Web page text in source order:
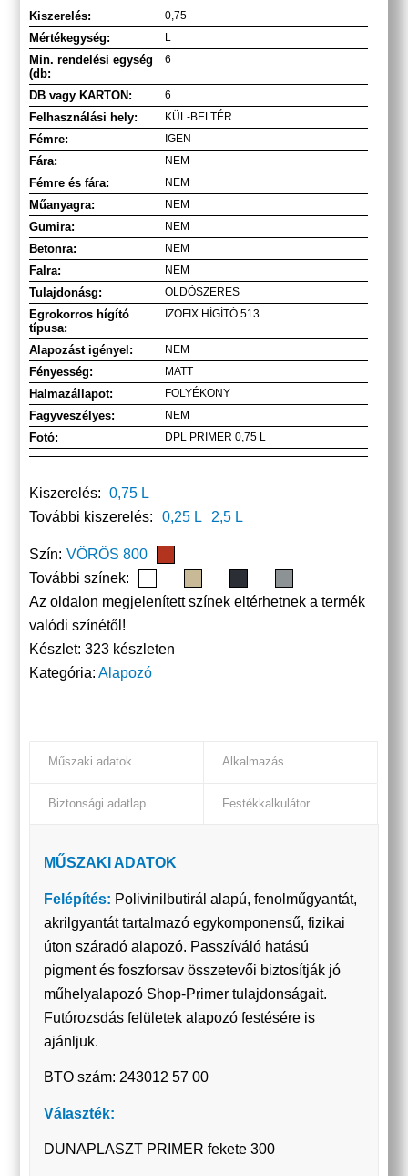
Kiszerelés: 0,75
Mértékegység: L
Min. rendelési egység
(db:
6
DB vagy KARTON: 6
Felhasználási hely: KÜL-BELTÉR
Fémre: IGEN
Fára: NEM
Fémre és fára: NEM
Műanyagra: NEM
Gumira: NEM
Betonra: NEM
Falra: NEM
Tulajdonásg: OLDÓSZERES
Egrokorros hígító
típusa:
IZOFIX HÍGÍTÓ 513
Alapozást igényel: NEM
Fényesség: MATT
Halmazállapot: FOLYÉKONY
Fagyveszélyes: NEM
Fotó: DPL PRIMER 0,75 L
Kiszerelés:
0,75 L
További kiszerelés:
0,25 L 2,5 L
Szín: VÖRÖS 800
További színek:
Az oldalon megjelenített színek eltérhetnek a termék
valódi színétől!
Készlet:323 készleten
Kategória:Alapozó
Műszaki adatok Alkalmazás
Biztonsági adatlap Festékkalkulátor
MŰSZAKI ADATOK
Felépítés: Polivinilbutirál alapú, fenolműgyantát,
akrilgyantát tartalmazó egykomponensű, fizikai
úton száradó alapozó. Passzíváló hatású
pigment és foszforsav összetevői biztosítják jó
műhelyalapozó Shop-Primer tulajdonságait.
Futórozsdás felületek alapozó festésére is
ajánljuk.
BTO szám: 243012 57 00
Választék:
DUNAPLASZT PRIMER fekete 300